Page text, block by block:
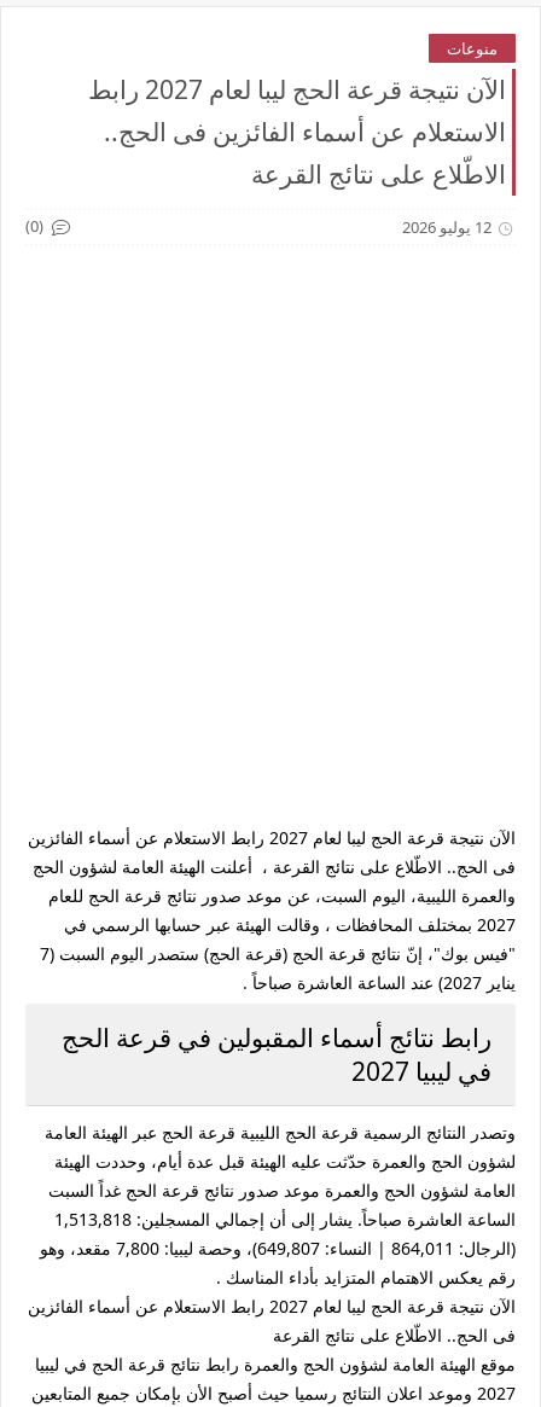
منوعات
الآن نتيجة قرعة الحج ليبا لعام 2027 رابط
الاستعلام عن أسماء الفائزين فى الحج..
الاطّلاع على نتائج القرعة
12 يوليو 2026 (0)
الآن نتيجة قرعة الحج ليبا لعام 2027 رابط الاستعلام عن أسماء الفائزين
فى الحج.. الاطّلاع على نتائج القرعة ، أعلنت الهيئة العامة لشؤون الحج
والعمرة الليبية، اليوم السبت، عن موعد صدور نتائج قرعة الحج للعام
2027 بمختلف المحافظات ، وقالت الهيئة عبر حسابها الرسمي في
"فيس بوك"، إنّ نتائج قرعة الحج (قرعة الحج) ستصدر اليوم السبت (7
يناير 2027) عند الساعة العاشرة صباحاً .
رابط نتائج أسماء المقبولين في قرعة الحج
في ليبيا 2027
وتصدر النتائج الرسمية قرعة الحج الليبية قرعة الحج عبر الهيئة العامة
لشؤون الحج والعمرة حدّثت عليه الهيئة قبل عدة أيام، وحددت الهيئة
العامة لشؤون الحج والعمرة موعد صدور نتائج قرعة الحج غداً السبت
الساعة العاشرة صباحاً. يشار إلى أن إجمالي المسجلين: 1,513,818
(الرجال: 864,011 | النساء: 649,807)، وحصة ليبيا: 7,800 مقعد، وهو
رقم يعكس الاهتمام المتزايد بأداء المناسك .
الآن نتيجة قرعة الحج ليبا لعام 2027 رابط الاستعلام عن أسماء الفائزين
فى الحج.. الاطّلاع على نتائج القرعة
موقع الهيئة العامة لشؤون الحج والعمرة رابط نتائج قرعة الحج في ليبيا
2027 وموعد اعلان النتائج رسميا حيث أصبح الأن بإمكان جميع المتابعين